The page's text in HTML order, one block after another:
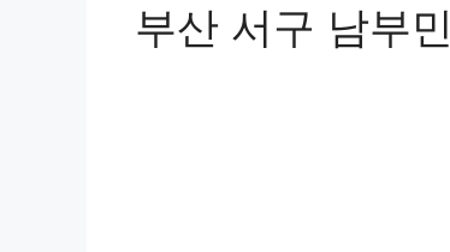
부산 서구 남부